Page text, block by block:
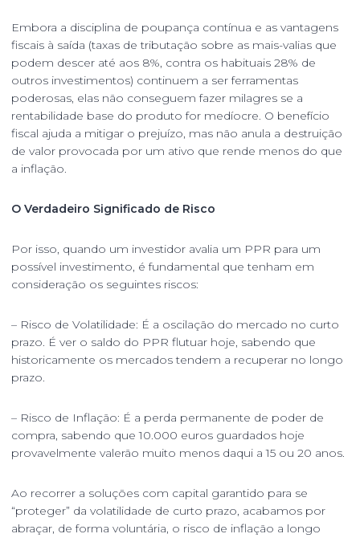
Embora a disciplina de poupança contínua e as vantagens
fiscais à saída (taxas de tributação sobre as mais-valias que
podem descer até aos 8%, contra os habituais 28% de
outros investimentos) continuem a ser ferramentas
poderosas, elas não conseguem fazer milagres se a
rentabilidade base do produto for medíocre. O benefício
fiscal ajuda a mitigar o prejuízo, mas não anula a destruição
de valor provocada por um ativo que rende menos do que
a inflação.
O Verdadeiro Significado de Risco
Por isso, quando um investidor avalia um PPR para um
possível investimento, é fundamental que tenham em
consideração os seguintes riscos:
– Risco de Volatilidade: É a oscilação do mercado no curto
prazo. É ver o saldo do PPR flutuar hoje, sabendo que
historicamente os mercados tendem a recuperar no longo
prazo.
– Risco de Inflação: É a perda permanente de poder de
compra, sabendo que 10.000 euros guardados hoje
provavelmente valerão muito menos daqui a 15 ou 20 anos.
Ao recorrer a soluções com capital garantido para se
“proteger” da volatilidade de curto prazo, acabamos por
abraçar, de forma voluntária, o risco de inflação a longo